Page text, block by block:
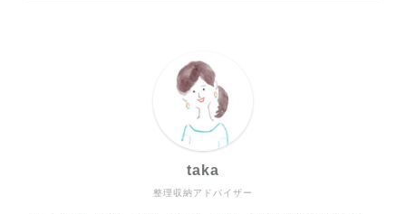
整理収納アドバイザー
taka